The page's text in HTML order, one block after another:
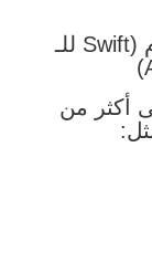
: برمجة خاصة لكل نظام (Swift للـ
أكثر من